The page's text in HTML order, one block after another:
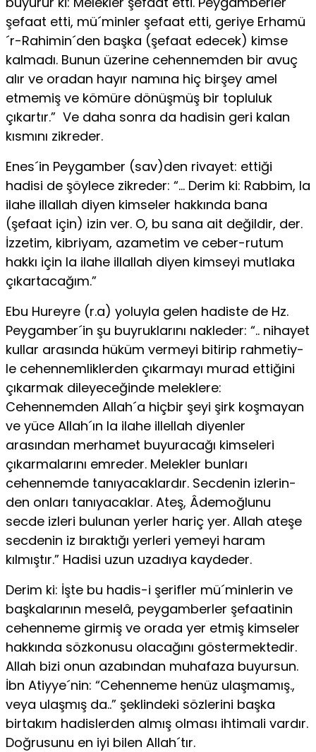
şefaat et­ti, mü´minler şefaat etti, geriye Erhamü
´r-Rahimin´den başka (şefaat edecek) kimse
kalmadı. Bunun üzerine cehennemden bir avuç
alır ve oradan hayır namına hiç birşey amel
etmemiş ve kömüre dönüşmüş bir topluluk
çıkar­tır.” Ve daha sonra da hadisin geri kalan
kısmını zikreder.
Enes´in Peygamber (sav)den rivayet: ettiği
hadisi de şöylece zikreder: “… Derim ki: Rabbim, la
ilahe illallah diyen kimseler hakkında bana
(şefaat için) izin ver. O, bu sana ait değildir, der.
İzzetim, kibriyam, azametim ve ceber-rutum
hakkı için la ilahe illallah diyen kimseyi mutlaka
çıkartacağım.”
Ebu Hureyre (r.a) yoluyla gelen hadiste de Hz.
Peygamber´in şu buyruk­larını nakleder: “.. nihayet
kullar arasında hüküm vermeyi bitirip rahmetiy-
le cehennemliklerden çıkarmayı murad ettiğini
çıkarmak dileyeceğinde me­leklere:
Cehennemden Allah´a hiçbir şeyi şirk koşmayan
ve yüce Allah´ın la ilahe illellah diyenler
arasından merhamet buyuracağı kimseleri
çıkarmala­rını emreder. Melekler bunları
cehennemde tanıyacaklardır. Secdenin izlerin­
den onları tanıyacaklar. Ateş, Âdemoğlunu
secde izleri bulunan yerler hariç yer. Allah ateşe
secdenin iz bıraktığı yerleri yemeyi haram
kılmıştır.” Hadi­si uzun uzadıya kaydeder.
Derim ki: İşte bu hadis-i şerifler mü´minlerin ve
başkalarının meselâ, pey­gamberler şefaatinin
cehenneme girmiş ve orada yer etmiş kimseler
hakkın­da sözkonusu olacağını göstermektedir.
Allah bizi onun azabından muhafa­za buyursun.
İbn Atiyye´nin: “Cehenneme henüz ulaşmamış.,
veya ulaşmış da..” şeklindeki sözlerini başka
birtakım hadislerden almış olması ihtimali var­dır.
Doğrusunu en iyi bilen Allah´tır.